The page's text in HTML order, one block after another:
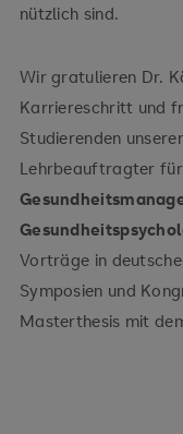
nützlich sind.
Wir gratulieren Dr.
Karriereschritt und
Studierenden
Lehrbeauftragter
Vorträge in
Symposien und
Masterthesis mit